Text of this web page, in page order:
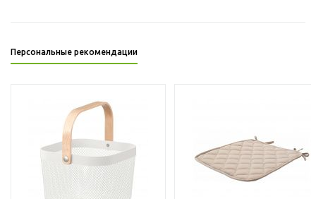
Персональные рекомендации